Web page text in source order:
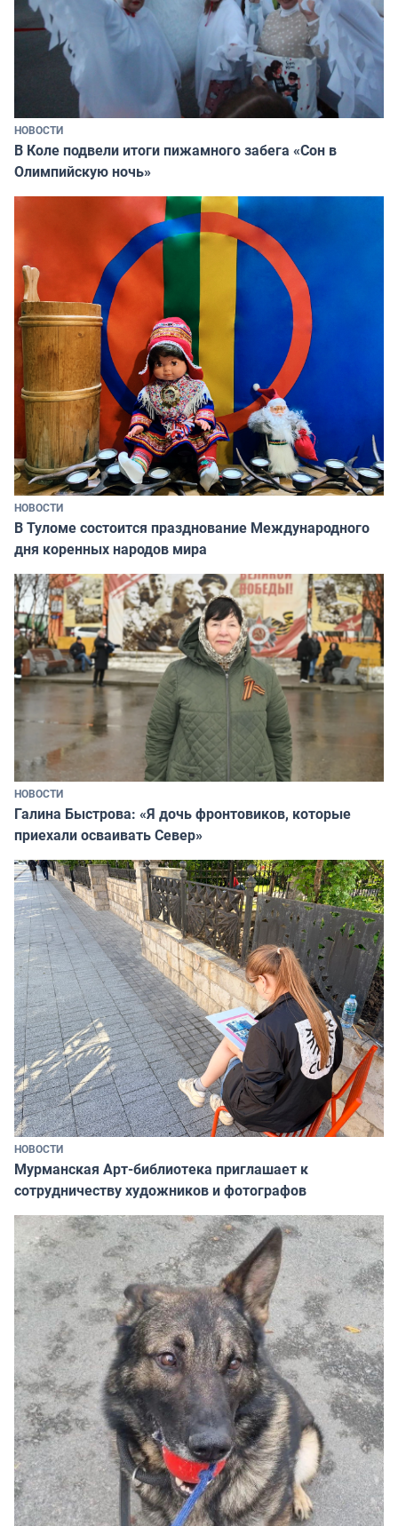
НОВОСТИ
В Коле подвели итоги пижамного забега «Сон в
Олимпийскую ночь»
НОВОСТИ
В Туломе состоится празднование Международного
дня коренных народов мира
НОВОСТИ
Галина Быстрова: «Я дочь фронтовиков, которые
приехали осваивать Север»
НОВОСТИ
Мурманская Арт-библиотека приглашает к
сотрудничеству художников и фотографов